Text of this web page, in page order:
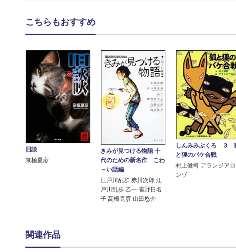
こちらもおすすめ
旧談
京極夏彦
きみが見つける物語 十
代のための新名作 こわ
～い話編
江戸川乱歩 赤川次郎 江
戸川乱歩 乙一 雀野日名
子 高橋克彦 山田悠介
しんみみぶくろ ３
と狸のバケ合戦
村上健司 アランジアロ
ンゾ
関連作品